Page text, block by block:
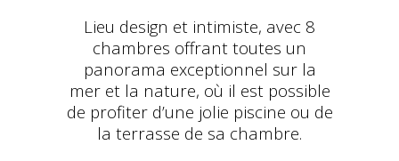
Lieu design et intimiste, avec 8
chambres offrant toutes un
panorama exceptionnel sur la
mer et la nature, où il est possible
de profiter d’une jolie piscine ou de
la terrasse de sa chambre.